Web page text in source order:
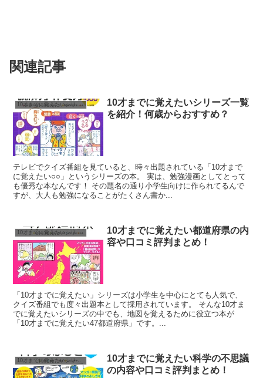
関連記事
10才までに覚えたいシリーズ
10才までに覚えたいシリーズ一覧
を紹介！何歳からおすすめ？
テレビでクイズ番組を見ていると、時々出題されている「10才まで
に覚えたい○○」というシリーズの本。 実は、勉強漫画としてとって
も優秀な本なんです！ その題名の通り小学生向けに作られてるんで
すが、大人も勉強になることがたくさん書か...
10才までに覚えたいシリーズ
10才までに覚えたい都道府県の内
容や口コミ評判まとめ！
「10才までに覚えたい」シリーズは小学生を中心にとても人気で、
クイズ番組でも度々出題本として採用されています。 そんな10才ま
でに覚えたいシリーズの中でも、地図を覚えるために役立つ本が
「10才までに覚えたい47都道府県」です。...
10才までに覚えたいシリーズ
10才までに覚えたい科学の不思議
の内容や口コミ評判まとめ！